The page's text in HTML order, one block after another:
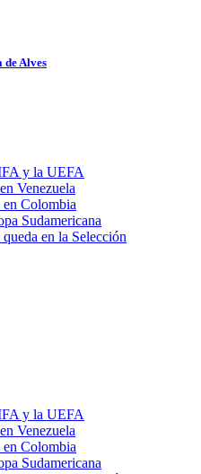
de Alves
y la UEFA
Venezuela
Colombia
Sudamericana
en la Selección
y la UEFA
Venezuela
Colombia
Sudamericana